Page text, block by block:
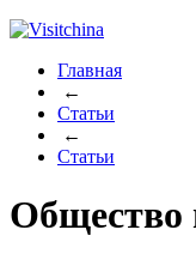
Главная
←
Статьи
←
Статьи
Общество